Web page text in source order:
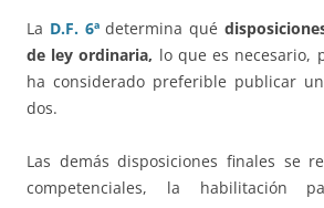
La D.F. 6ª determina qué
de ley ordinaria, lo que es necesario,
ha considerado preferible publicar
dos.
Las demás disposiciones finales se
competenciales, la habilitación